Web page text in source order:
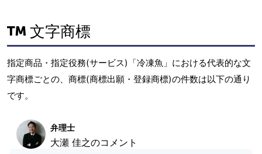
文字商標
指定商品・指定役務(サービス)「冷凍魚」における代表的な文
字商標ごとの、商標(商標出願・登録商標)の件数は以下の通り
です。
弁理士
大瀬 佳之のコメント